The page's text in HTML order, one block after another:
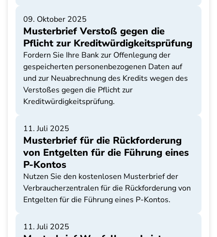
09. Oktober 2025
Musterbrief Verstoß gegen die
Pflicht zur Kreditwürdigkeitsprüfung
Fordern Sie Ihre Bank zur Offenlegung der
gespeicherten personenbezogenen Daten auf
und zur Neuabrechnung des Kredits wegen des
Verstoßes gegen die Pflicht zur
Kreditwürdigkeitsprüfung.
11. Juli 2025
Musterbrief für die Rückforderung
von Entgelten für die Führung eines
P-Kontos
Nutzen Sie den kostenlosen Musterbrief der
Verbraucherzentralen für die Rückforderung von
Entgelten für die Führung eines P-Kontos.
11. Juli 2025